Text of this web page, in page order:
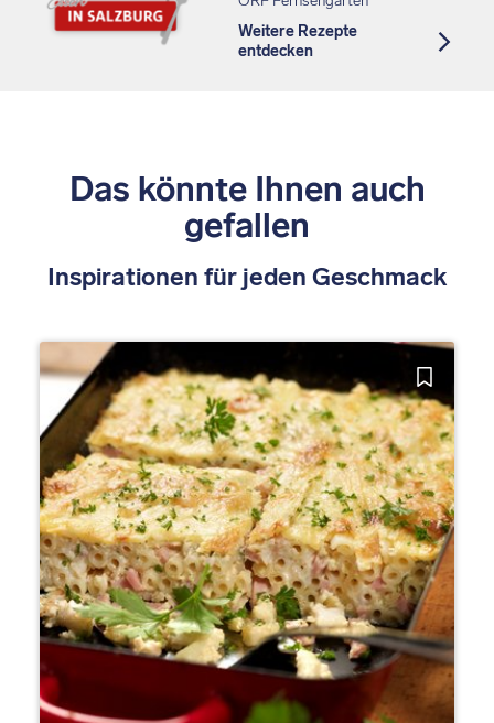
Weitere Rezepte
entdecken
Das könnte Ihnen auch
gefallen
Inspirationen für jeden Geschmack